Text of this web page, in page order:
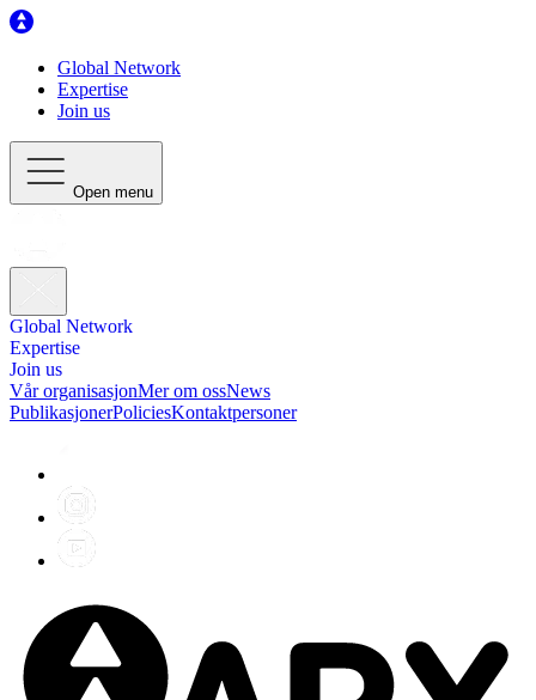
Global Network
Expertise
Join us
Open menu
Global Network
Expertise
Join us
Vår organisasjonMer om ossNews
PublikasjonerPoliciesKontaktpersoner